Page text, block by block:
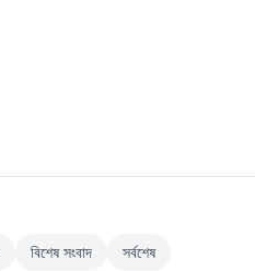
বিশেষ সংবাদ সর্বশেষ